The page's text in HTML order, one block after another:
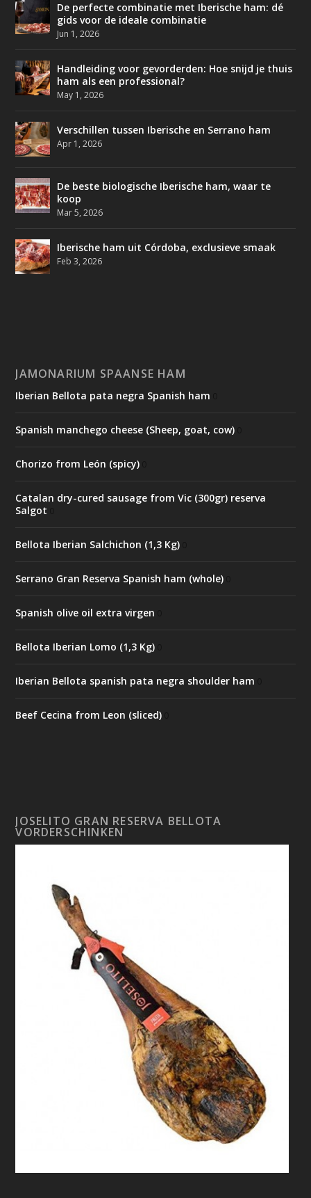
De perfecte combinatie met Iberische ham: dé
gids voor de ideale combinatie
Jun 1, 2026
Handleiding voor gevorderden: Hoe snijd je thuis
ham als een professional?
May 1, 2026
Verschillen tussen Iberische en Serrano ham
Apr 1, 2026
De beste biologische Iberische ham, waar te
koop
Mar 5, 2026
Iberische ham uit Córdoba, exclusieve smaak
Feb 3, 2026
JAMONARIUM SPAANSE HAM
Iberian Bellota pata negra Spanish ham
Spanish manchego cheese (Sheep, goat, cow)
Chorizo from León (spicy)
Catalan dry-cured sausage from Vic (300gr) reserva
Salgot
Bellota Iberian Salchichon (1,3 Kg)
Serrano Gran Reserva Spanish ham (whole)
Spanish olive oil extra virgen
Bellota Iberian Lomo (1,3 Kg)
Iberian Bellota spanish pata negra shoulder ham
Beef Cecina from Leon (sliced)
JOSELITO GRAN RESERVA BELLOTA
VORDERSCHINKEN